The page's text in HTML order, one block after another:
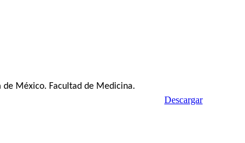
de México. Facultad de Medicina.
Descargar